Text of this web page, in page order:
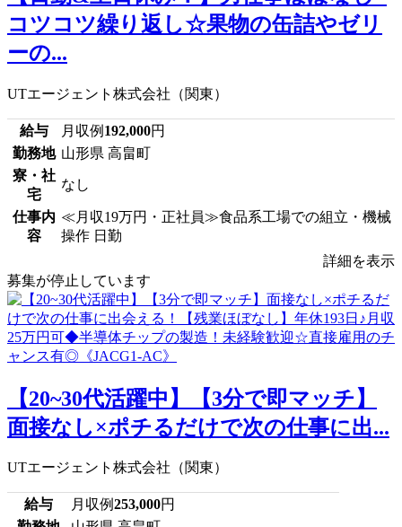
コツコツ繰り返し☆果物の缶詰やゼリ
ーの...
UTエージェント株式会社（関東）
給与 月収例 192,000円
勤務地 山形県 高畠町
寮・社
宅
なし
仕事内
容
≪月収19万円・正社員≫食品系工場での組立・機械
操作 日勤
詳細を表示
募集が停止しています
【20~30代活躍中】【3分で即マッチ】
面接なし×ポチるだけで次の仕事に出...
UTエージェント株式会社（関東）
給与 月収例253,000円